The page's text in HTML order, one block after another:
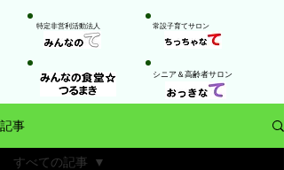
特定非営利活動法人 ​常設子育てサロン
​シニア＆高齢者サロン
記事
すべての記事